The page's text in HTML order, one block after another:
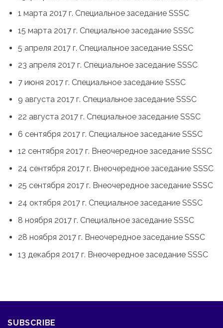
1 марта 2017 г. Специальное заседание SSSC
15 марта 2017 г. Специальное заседание SSSC
5 апреля 2017 г. Специальное заседание SSSC
23 апреля 2017 г. Специальное заседание SSSC
7 июня 2017 г. Специальное заседание SSSC
9 августа 2017 г. Специальное заседание SSSC
22 августа 2017 г. Специальное заседание SSSC
6 сентября 2017 г. Специальное заседание SSSC
12 сентября 2017 г. Внеочередное заседание SSSC
24 сентября 2017 г. Внеочередное заседание SSSC
25 сентября 2017 г. Внеочередное заседание SSSC
24 октября 2017 г. Специальное заседание SSSC
8 ноября 2017 г. Специальное заседание SSSC
28 ноября 2017 г. Внеочередное заседание SSSC
13 декабря 2017 г. Внеочередное заседание SSSC
SUBSCRIBE